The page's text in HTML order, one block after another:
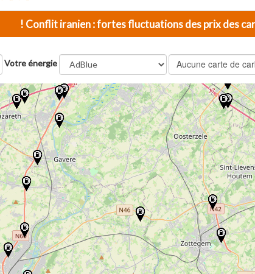
! Conflit iranien : fortes fluctuations des prix des
Votre énergie Aucune carte de